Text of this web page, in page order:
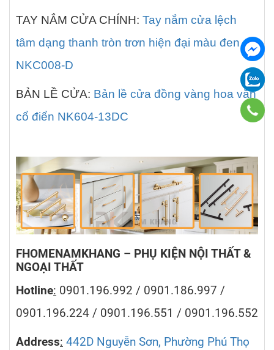
TAY NẮM CỬA CHÍNH: Tay nắm cửa lệch
tâm dạng thanh tròn trơn hiện đại màu đen
NKC008-D
BẢN LỀ CỬA: Bản lề cửa đồng vàng hoa văn
cổ điển NK604-13DC
FHOMENAMKHANG – PHỤ KIỆN NỘI THẤT &
NGOẠI THẤT
Hotline: 0901.196.992 / 0901.186.997 /
0901.196.224 / 0901.196.551 / 0901.196.552
Address: 442D Nguyễn Sơn, Phường Phú Thọ